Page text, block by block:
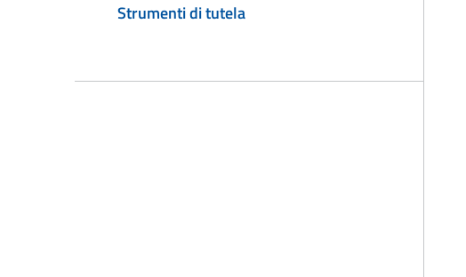
Strumenti di tutela